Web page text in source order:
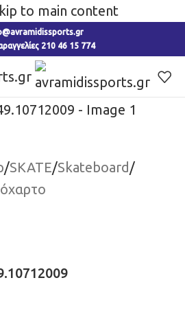
to main content
210 46 15 774
/SKATE/Skateboard/